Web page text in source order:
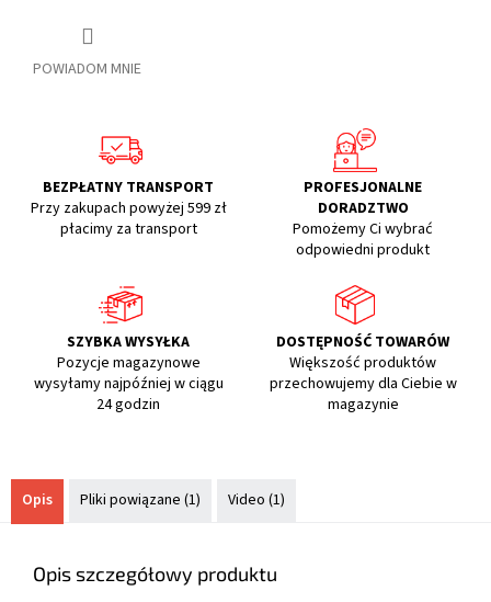
POWIADOM MNIE
BEZPŁATNY TRANSPORT
Przy zakupach powyżej 599 zł
płacimy za transport
PROFESJONALNE
DORADZTWO
Pomożemy Ci wybrać
odpowiedni produkt
SZYBKA WYSYŁKA
Pozycje magazynowe
wysyłamy najpóźniej w ciągu
24 godzin
DOSTĘPNOŚĆ TOWARÓW
Większość produktów
przechowujemy dla Ciebie w
magazynie
Opis Pliki powiązane (1) Video (1)
Opis szczegółowy produktu